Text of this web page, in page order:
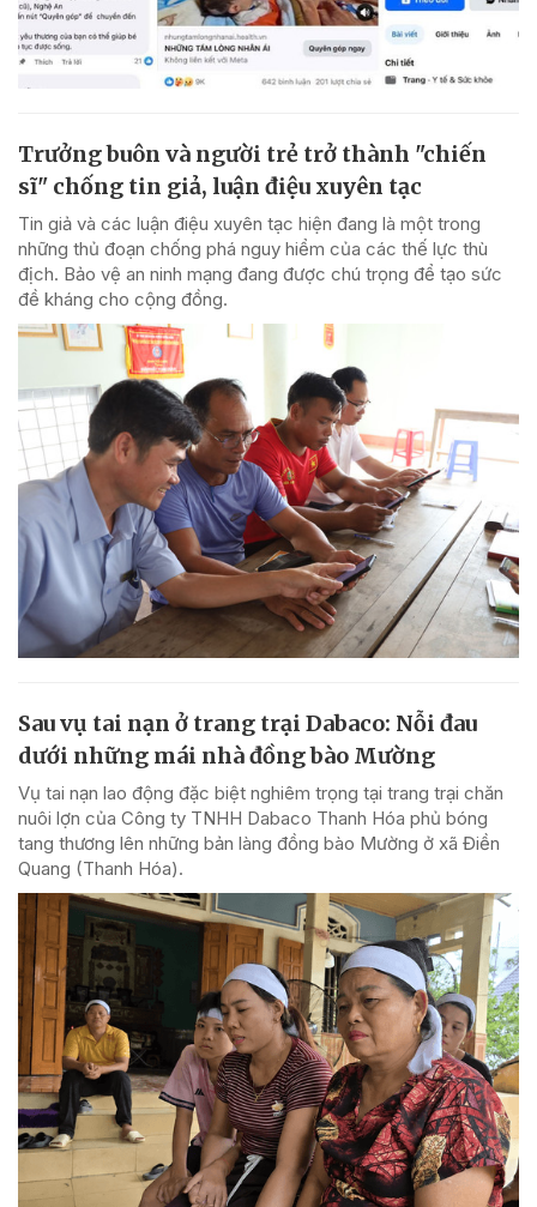
Trưởng buôn và người trẻ trở thành "chiến
sĩ" chống tin giả, luận điệu xuyên tạc
Tin giả và các luận điệu xuyên tạc hiện đang là một trong
những thủ đoạn chống phá nguy hiểm của các thế lực thù
địch. Bảo vệ an ninh mạng đang được chú trọng để tạo sức
đề kháng cho cộng đồng.
Sau vụ tai nạn ở trang trại Dabaco: Nỗi đau
dưới những mái nhà đồng bào Mường
Vụ tai nạn lao động đặc biệt nghiêm trọng tại trang trại chăn
nuôi lợn của Công ty TNHH Dabaco Thanh Hóa phủ bóng
tang thương lên những bản làng đồng bào Mường ở xã Điền
Quang (Thanh Hóa).